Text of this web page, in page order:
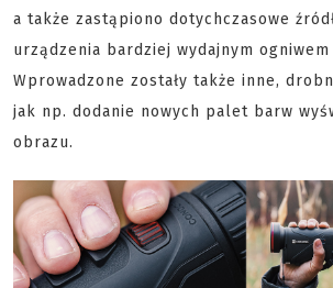
a także zastąpiono dotychczasowe
urządzenia bardziej wydajnym
Wprowadzone zostały także inne,
jak np. dodanie nowych palet barw
obrazu.